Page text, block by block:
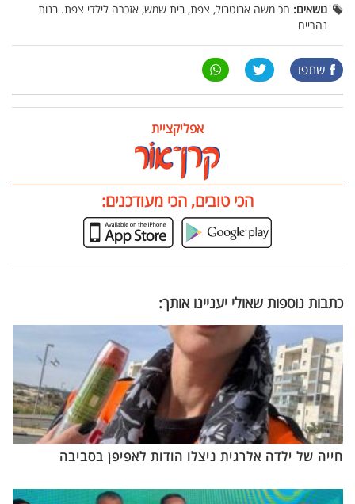
נושאים: חכ משה אבוטבול, צפת, בית שמש, אזכרה לילדי צפת. בנות
נהריים
שתפו
אפליקציית
הכי טובים, הכי מעודכנים:
כתבות נוספות שאולי יעניינו אותך:
חייה של ילדה אלרגית ניצלו הודות לאפיפן בסביבה